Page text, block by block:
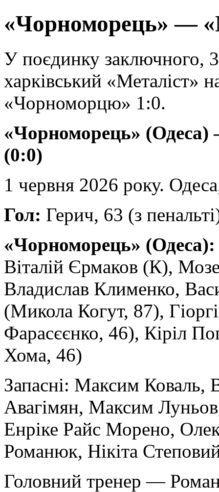
«Чорноморець» —
У поєдинку заключного,
харківський «Металіст»
«Чорноморцю» 1:0.
«Чорноморець»
(0:0)
1 червня 2026 року.
Гол: Герич, 63 (з
«Чорноморець» (Одеса):
Віталій Єрмаков (К),
Владислав Клименко,
(Микола Когут, 87),
Фарасєєнко, 46), Кіріл
Хома, 46)
Запасні: Максим
Авагімян, Максим
Енріке Райс Морено,
Романюк, Нікіта
Головний тренер —